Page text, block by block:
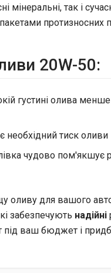
так і
протизносних
20W-50:
густині олива
необхідний тиск оливи
чудово
оливу для вашого
забезпечують надійні
під ваш бюджет і